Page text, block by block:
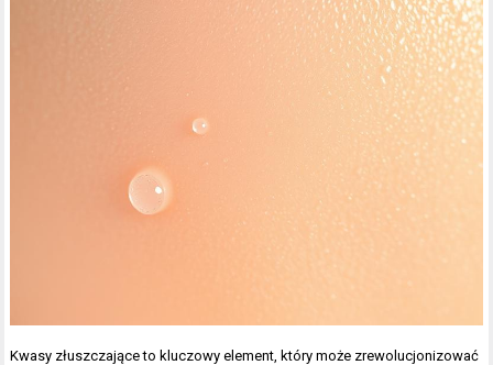
Kwasy złuszczające to kluczowy element, który może zrewolucjonizować